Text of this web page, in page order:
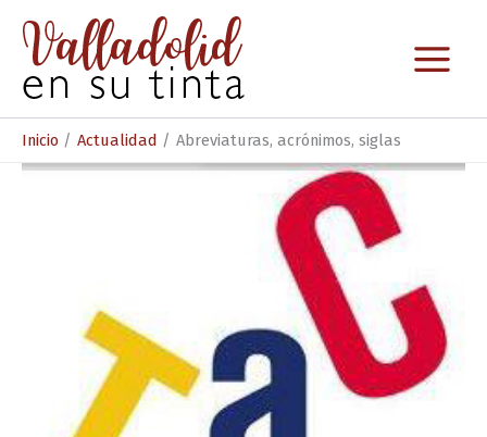
contenido
Inicio Actualidad Abreviaturas, acrónimos, siglas